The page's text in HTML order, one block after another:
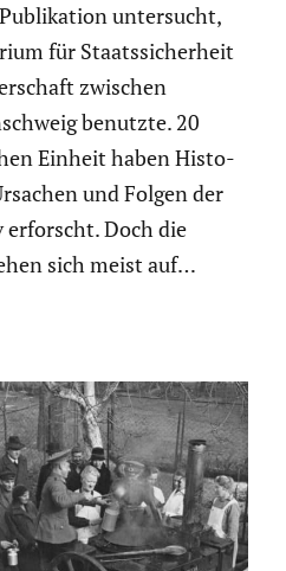
unter­sucht,
für Staats­si­cher­heit
zwischen
benutzte. 20
Einheit haben Histo­
und Folgen der
Doch die
sich meist auf…